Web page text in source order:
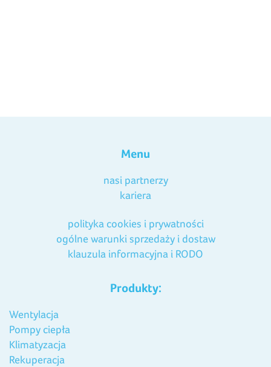
Menu
nasi partnerzy
kariera
polityka cookies i prywatności
ogólne warunki sprzedaży i dostaw
klauzula informacyjna i RODO
Produkty:
Wentylacja
Pompy ciepła
Klimatyzacja
Rekuperacja